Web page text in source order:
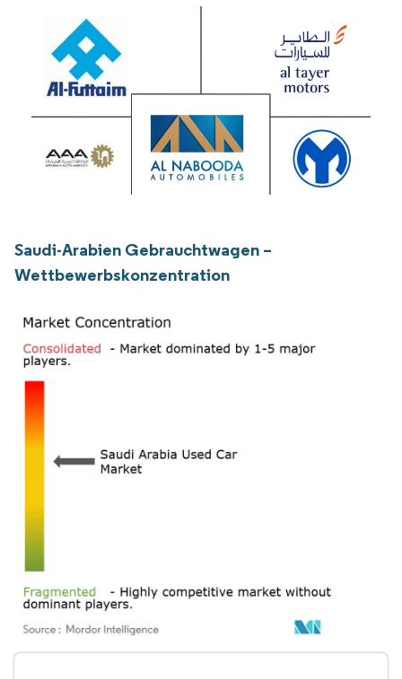
Saudi-Arabien Gebrauchtwagen –
Wettbewerbskonzentration